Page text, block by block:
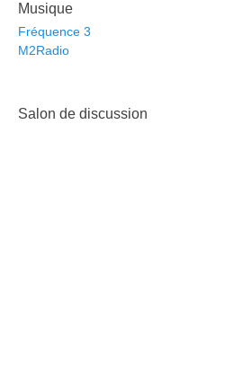
Musique
Fréquence 3
M2Radio
Salon de discussion